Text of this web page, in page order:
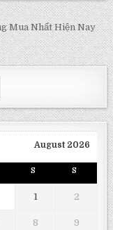
Mua Nhất Hiện Nay
August 2026
S S
1 2
8 9